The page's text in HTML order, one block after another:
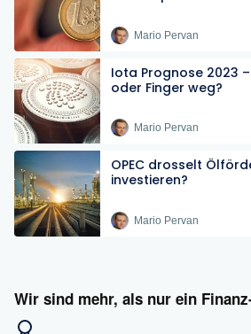
Mario Pervan
Iota Prognose 2023
oder Finger weg?
Mario Pervan
OPEC drosselt
investieren?
Mario Pervan
Wir sind mehr, als nur ein